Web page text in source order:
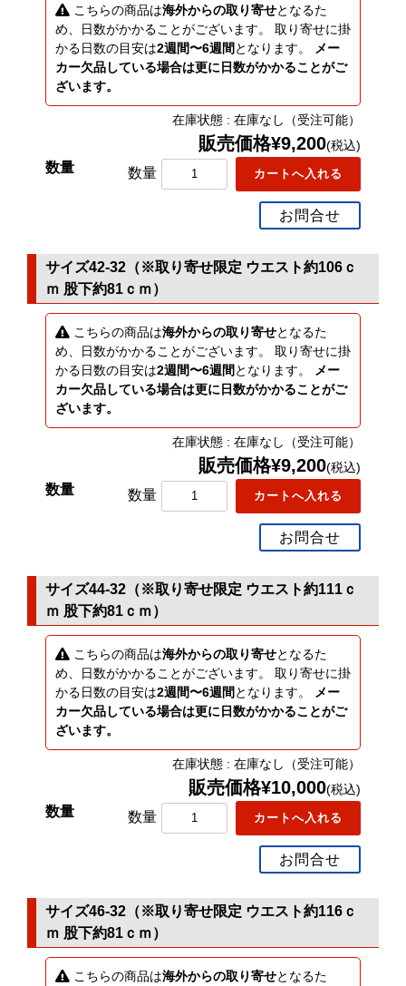
こちらの商品は海外からの取り寄せとなるた
め、日数がかかることがございます。 取り寄せに掛
かる日数の目安は2週間〜6週間 となります。
メー
カー欠品している場合は更に日数がかかることがご
ざいます。
在庫状態 : 在庫なし（受注可能）
販売価格¥9,200(税込)
数量
お問合せ
サイズ42-32（※取り寄せ限定 ウエスト約106ｃ
ｍ 股下約81ｃｍ）
こちらの商品は海外からの取り寄せとなるた
め、日数がかかることがございます。 取り寄せに掛
かる日数の目安は2週間〜6週間 となります。
メー
カー欠品している場合は更に日数がかかることがご
ざいます。
在庫状態 : 在庫なし（受注可能）
販売価格¥9,200(税込)
数量
お問合せ
サイズ44-32（※取り寄せ限定 ウエスト約111ｃ
ｍ 股下約81ｃｍ）
こちらの商品は海外からの取り寄せとなるた
め、日数がかかることがございます。 取り寄せに掛
かる日数の目安は2週間〜6週間 となります。
メー
カー欠品している場合は更に日数がかかることがご
ざいます。
在庫状態 : 在庫なし（受注可能）
販売価格¥10,000(税込)
数量
お問合せ
サイズ46-32（※取り寄せ限定 ウエスト約116ｃ
ｍ 股下約81ｃｍ）
こちらの商品は海外からの取り寄せとなるた